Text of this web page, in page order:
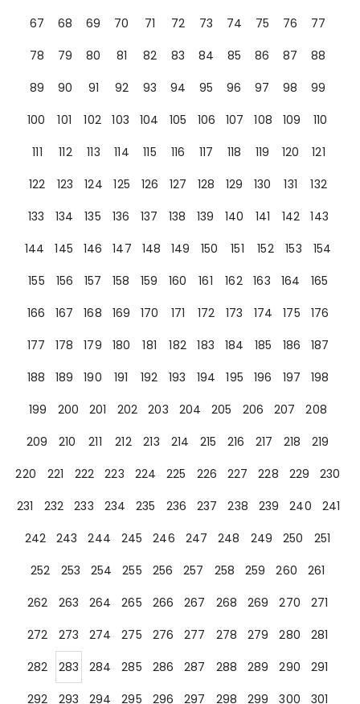
67
68 69 70 71 72 73 74 75 76
77
78
79 80 81 82 83 84 85 86 87
88
89
90 91 92 93 94 95 96 97 98
99
100
101 102 103 104 105 106 107 108 109
110
111
112 113 114 115 116 117 118 119 120
121
122
123 124 125 126 127 128 129 130 131
132
133
134 135 136 137 138 139 140 141 142
143
144
145 146 147 148 149 150 151 152 153
154
155
156 157 158 159 160 161 162 163 164
165
166
167 168 169 170 171 172 173 174 175
176
177
178 179 180 181 182 183 184 185 186
187
188
189 190 191 192 193 194 195 196 197
198
199
200 201 202 203 204 205 206 207
208
209
210 211 212 213 214 215 216 217 218
219
220
221 222 223 224 225 226 227 228 229
230
231
232 233 234 235 236 237 238 239 240
241
242
243 244 245 246 247 248 249 250
251
252
253 254 255 256 257 258 259 260
261
262
263 264 265 266 267 268 269 270
271
272
273 274 275 276 277 278 279 280
281
282
283 284 285 286 287 288 289 290
291
292
293 294 295 296 297 298 299 300 301